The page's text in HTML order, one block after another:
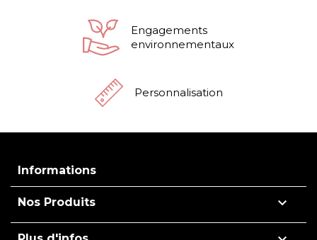
Engagements
environnementaux
Personnalisation
Informations
Nos Produits 